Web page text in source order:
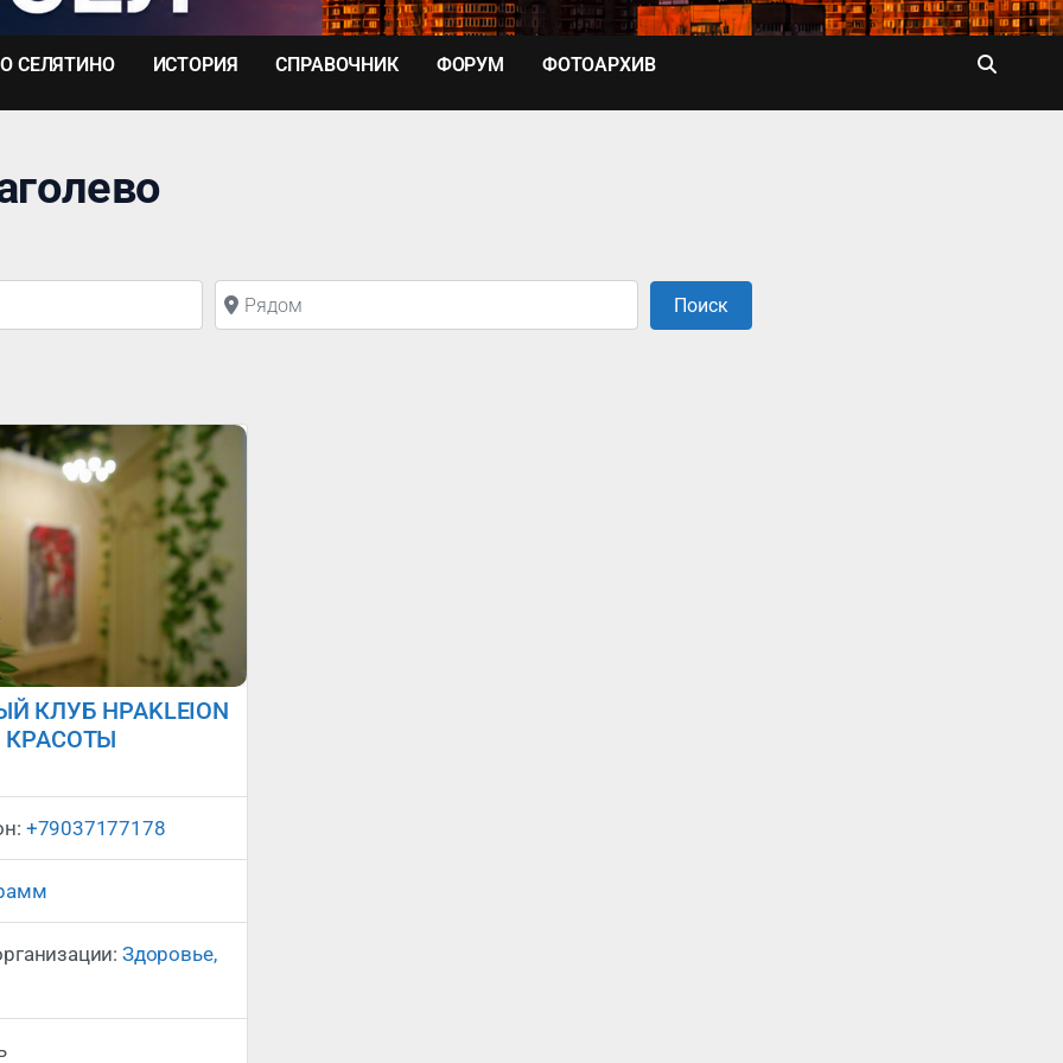
О СЕЛЯТИНО ИСТОРИЯ СПРАВОЧНИК ФОРУМ ФОТОАРХИВ
Рядом ПоискПоиск
КЛУБ HPAKLEION
КРАСОТЫ
Сейчас закрыто
+79037177178
Здоровье,